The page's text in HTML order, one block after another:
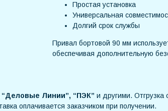
Простая установка
Универсальная
Долгий срок службы
Привал бортовой 90 мм
обеспечивая дополнительную
“Деловые Линии”, “ПЭК” и другими. Отгрузка
оплачивается заказчиком при получении.